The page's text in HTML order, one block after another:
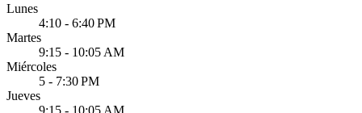
Lunes
4:10 - 6:40 PM
Martes
9:15 - 10:05 AM
Miércoles
5 - 7:30 PM
Jueves
9:15 - 10:05 AM